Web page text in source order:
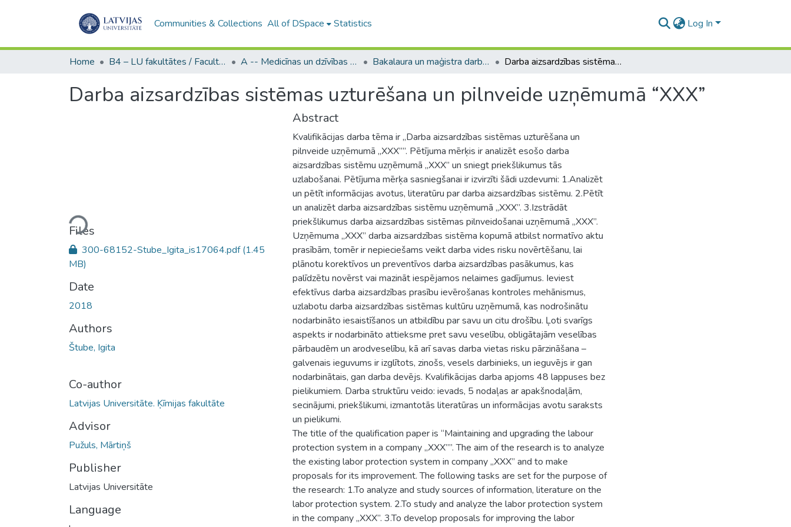
Communities & Collections All of DSpace Statistics Log In
Home B4 – LU fakultātes / Faculties of the UL A -- Medicīnas un dzīvības zinātņu fakultāte / Faculty of Medicine and Life Sciences Bakalaura un maģistra darbi (MDZF) / Bachelor's and Master's theses Darba aizsardzības sistēmas uzturēšana un pilnveide uzņēmumā “XXX”
Darba aizsardzības sistēmas uzturēšana un pilnveide uzņēmumā “XXX”
Loading...
Files
300-68152-Stube_Igita_is17064.pdf(1.45
MB)
Date
2018
Authors
Štube, Igita
Co-author
Latvijas Universitāte. Ķīmijas fakultāte
Advisor
Pužuls, Mārtiņš
Publisher
Latvijas Universitāte
Language
Abstract
Kvalifikācijas darba tēma ir „Darba aizsardzības sistēmas uzturēšana un
pilnveide uzņēmumā „XXX””. Pētījuma mērķis ir analizēt esošo darba
aizsardzības sistēmu uzņēmumā „XXX” un sniegt priekšlikumus tās
uzlabošanai. Pētījuma mērķa sasniegšanai ir izvirzīti šādi uzdevumi: 1.Analizēt
un pētīt informācijas avotus, literatūru par darba aizsardzības sistēmu. 2.Pētīt
un analizēt darba aizsardzības sistēmu uzņēmumā „XXX”. 3.Izstrādāt
priekšlikumus darba aizsardzības sistēmas pilnveidošanai uzņēmumā „XXX”.
Uzņēmuma „XXX” darba aizsardzības sistēma kopumā atbilst normatīvo aktu
prasībām, tomēr ir nepieciešams veikt darba vides risku novērtēšanu, lai
plānotu korektīvos un preventīvos darba aizsardzības pasākumus, kas
palīdzētu novērst vai mazināt iespējamos nelaimes gadījumus. Ieviest
efektīvus darba aizsardzības prasību ievērošanas kontroles mehānismus,
uzlabotu darba aizsardzības sistēmas kultūru uzņēmumā, kas nodrošinātu
nodarbināto iesaistīšanos un atbildību par savu un citu drošību. Ļoti svarīgs
aspekts ir nodarbināto attieksme pret savu veselību, obligātajām veselības
pārbaudēm un arodveselību, kā arī savas darba vietas risku pārzināšana –
galvenais ieguvums ir izglītots, zinošs, vesels darbinieks, un ieguvējs ir gan
nodarbinātais, gan darba devējs. Kvalifikācijas darba apjoms 48 lappuses bez
pielikumiem. Darba struktūru veido: ievads, 5 nodaļas ar apakšnodaļām,
secinājumi, priekšlikumi, izmantotās literatūras un informācijas avotu saraksts
un pielikumi.
The title of the qualification paper is “Maintaining and upgrading the labour
protection system in a company „XXX””. The aim of the research is to analyze
the existing labor protection system in company „XXX” and to make
proposals for its improvement. The following tasks are set for the purpose of
the research: 1.To analyze and study sources of information, literature on the
labor protection system. 2.To study and analyze the labor protection system
in the company „XXX”. 3.To develop proposals for improving the labor